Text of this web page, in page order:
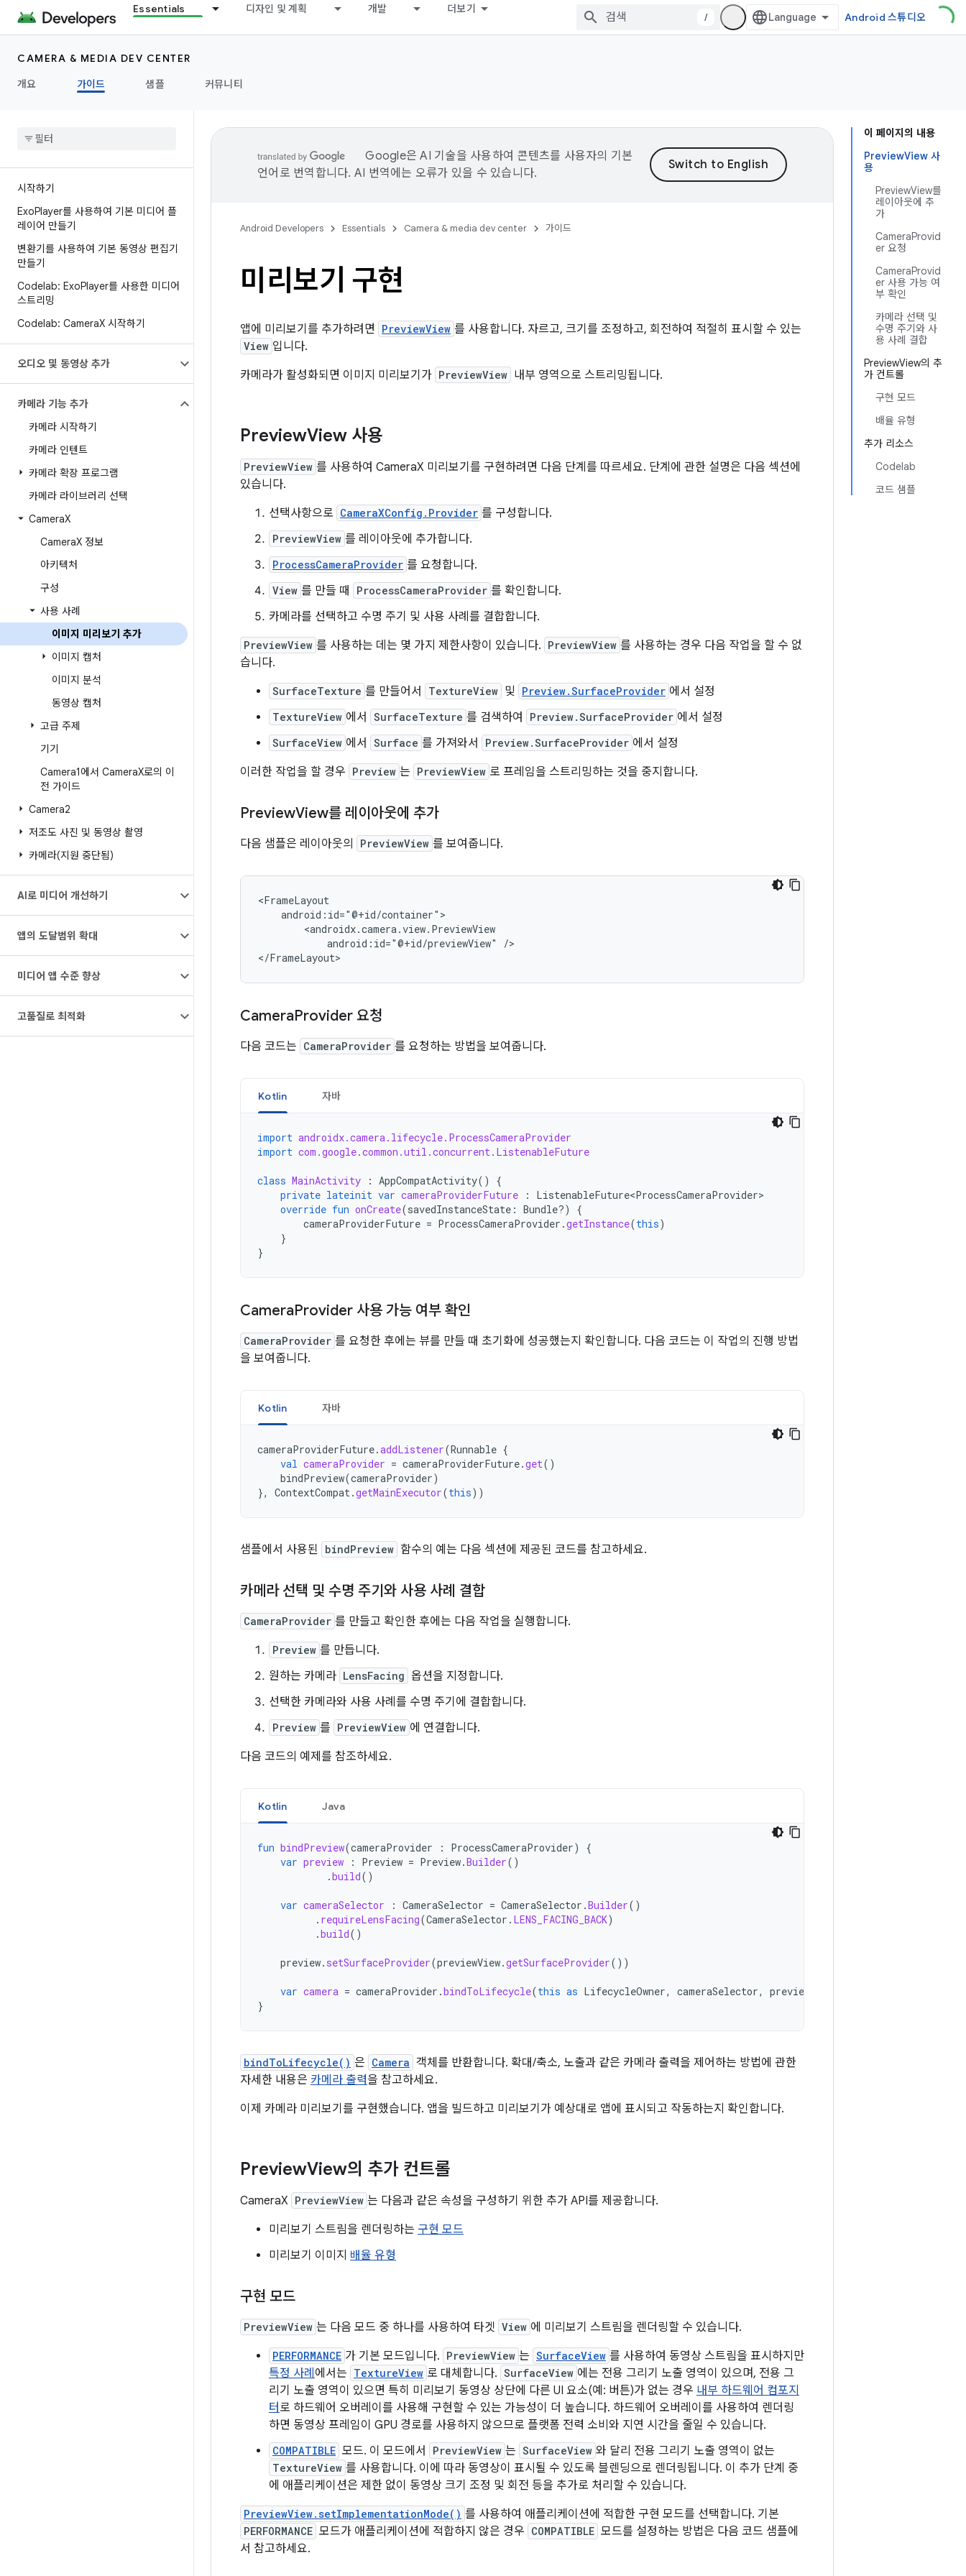
Essentials 디자인 및 계획 개발 더보기
/ Android 스튜디오
CAMERA & MEDIA DEV CENTER
개요
가이드 샘플 커뮤니티
시작하기
ExoPlayer를 사용하여 기본 미디어 플
레이어 만들기
변환기를 사용하여 기본 동영상 편집기
만들기
Codelab: ExoPlayer를 사용한 미디어
스트리밍
Codelab: CameraX 시작하기
오디오 및 동영상 추가
카메라 기능 추가
카메라 시작하기
카메라 인텐트
카메라 확장 프로그램
카메라 라이브러리 선택
CameraX
CameraX 정보
아키텍처
구성
사용 사례
이미지 미리보기 추가
이미지 캡처
이미지 분석
동영상 캡처
고급 주제
기기
Camera1에서 CameraX로의 이
전 가이드
Camera2
저조도 사진 및 동영상 촬영
카메라(지원 중단됨)
AI로 미디어 개선하기
앱의 도달범위 확대
미디어 앱 수준 향상
고품질로 최적화
이 페이지의 내용
PreviewView 사
용
PreviewView를
레이아웃에 추
가
CameraProvid
er 요청
CameraProvid
er 사용 가능 여
부 확인
카메라 선택 및
수명 주기와 사
용 사례 결합
PreviewView의 추
가 컨트롤
구현 모드
배율 유형
추가 리소스
Codelab
코드 샘플
Google은 AI 기술을 사용하여 콘텐츠를 사용자의 기본
언어로 번역합니다. AI 번역에는 오류가 있을 수 있습니다.
Android Developers Essentials Camera & media dev center 가이드
미리보기 구현
앱에 미리보기를 추가하려면 PreviewView 를 사용합니다. 자르고, 크기를 조정하고, 회전하여 적절히 표시할 수 있는
View 입니다.
카메라가 활성화되면 이미지 미리보기가 PreviewView 내부 영역으로 스트리밍됩니다.
PreviewView 사용
PreviewView 를 사용하여 CameraX 미리보기를 구현하려면 다음 단계를 따르세요. 단계에 관한 설명은 다음 섹션에
있습니다.
선택사항으로 CameraXConfig.Provider 를 구성합니다.
PreviewView 를 레이아웃에 추가합니다.
ProcessCameraProvider 를 요청합니다.
View 를 만들 때 ProcessCameraProvider 를 확인합니다.
카메라를 선택하고 수명 주기 및 사용 사례를 결합합니다.
PreviewView 를 사용하는 데는 몇 가지 제한사항이 있습니다. PreviewView 를 사용하는 경우 다음 작업을 할 수 없
습니다.
SurfaceTexture 를 만들어서 TextureView 및 Preview.SurfaceProvider 에서 설정
TextureView 에서 SurfaceTexture 를 검색하여 Preview.SurfaceProvider 에서 설정
SurfaceView 에서 Surface 를 가져와서 Preview.SurfaceProvider 에서 설정
이러한 작업을 할 경우 Preview 는 PreviewView 로 프레임을 스트리밍하는 것을 중지합니다.
PreviewView를 레이아웃에 추가
다음 샘플은 레이아웃의 PreviewView 를 보여줍니다.
android:id="@+id/previewView"
/>
</FrameLayout>
CameraProvider 요청
다음 코드는 CameraProvider 를 요청하는 방법을 보여줍니다.
Kotlin 자바
import androidx.camera.lifecycle.ProcessCameraProvider
import com.google.common.util.concurrent.ListenableFuture
class MainActivity : AppCompatActivity()
{
private lateinit var cameraProviderFuture : ListenableFuture<ProcessCameraProvider>
override fun onCreate(savedInstanceState : Bundle?)
{
cameraProviderFuture = ProcessCameraProvider .getInstance(this)
}
}
CameraProvider 사용 가능 여부 확인
CameraProvider 를 요청한 후에는 뷰를 만들 때 초기화에 성공했는지 확인합니다. 다음 코드는 이 작업의 진행 방법
을 보여줍니다.
Kotlin 자바
cameraProviderFuture.addListener(Runnable {
val cameraProvider = cameraProviderFuture.get()
bindPreview(cameraProvider)
},
ContextCompat.getMainExecutor(this))
샘플에서 사용된 bindPreview 함수의 예는 다음 섹션에 제공된 코드를 참고하세요.
카메라 선택 및 수명 주기와 사용 사례 결합
CameraProvider 를 만들고 확인한 후에는 다음 작업을 실행합니다.
Preview 를 만듭니다.
원하는 카메라 LensFacing 옵션을 지정합니다.
선택한 카메라와 사용 사례를 수명 주기에 결합합니다.
Preview 를 PreviewView 에 연결합니다.
다음 코드의 예제를 참조하세요.
Kotlin Java
fun bindPreview(cameraProvider : ProcessCameraProvider)
{
var preview : Preview = Preview.Builder()
.build()
var cameraSelector : CameraSelector = CameraSelector .Builder()
. requireLensFacing(CameraSelector . LENS_FACING_BACK)
.build()
preview. setSurfaceProvider(previewView.getSurfaceProvider())
var camera = cameraProvider .bindToLifecycle(this as LifecycleOwner, cameraSelector, preview
}
bindToLifecycle() 은 Camera 객체를 반환합니다. 확대/축소, 노출과 같은 카메라 출력을 제어하는 방법에 관한
자세한 내용은 카메라 출력을 참고하세요.
이제 카메라 미리보기를 구현했습니다. 앱을 빌드하고 미리보기가 예상대로 앱에 표시되고 작동하는지 확인합니다.
PreviewView의 추가 컨트롤
CameraX PreviewView 는 다음과 같은 속성을 구성하기 위한 추가 API를 제공합니다.
미리보기 스트림을 렌더링하는 구현 모드
미리보기 이미지 배율 유형
구현 모드
PreviewView 는 다음 모드 중 하나를 사용하여 타겟 View 에 미리보기 스트림을 렌더링할 수 있습니다.
PERFORMANCE 가 기본 모드입니다. PreviewView 는 SurfaceView 를 사용하여 동영상 스트림을 표시하지만
특정 사례 에서는 TextureView 로 대체합니다. SurfaceView 에는 전용 그리기 노출 영역이 있으며, 전용 그
리기 노출 영역이 있으면 특히 미리보기 동영상 상단에 다른 UI 요소(예: 버튼)가 없는 경우 내부 하드웨어 컴포지
터 로 하드웨어 오버레이를 사용해 구현할 수 있는 가능성이 더 높습니다. 하드웨어 오버레이를 사용하여 렌더링
하면 동영상 프레임이 GPU 경로를 사용하지 않으므로 플랫폼 전력 소비와 지연 시간을 줄일 수 있습니다.
COMPATIBLE 모드. 이 모드에서 PreviewView 는 SurfaceView 와 달리 전용 그리기 노출 영역이 없는
TextureView 를 사용합니다. 이에 따라 동영상이 표시될 수 있도록 블렌딩으로 렌더링됩니다. 이 추가 단계 중
에 애플리케이션은 제한 없이 동영상 크기 조정 및 회전 등을 추가로 처리할 수 있습니다.
PreviewView.setImplementationMode() 를 사용하여 애플리케이션에 적합한 구현 모드를 선택합니다. 기본
PERFORMANCE 모드가 애플리케이션에 적합하지 않은 경우 COMPATIBLE 모드를 설정하는 방법은 다음 코드 샘플에
서 참고하세요.